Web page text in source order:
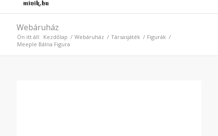
Webáruház
Ön itt áll: Kezdőlap / Webáruház / Társasjáték / Figurák /
Meeple Bálna Figura